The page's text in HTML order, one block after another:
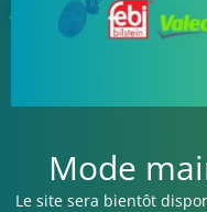
Mode
Le site sera bientôt